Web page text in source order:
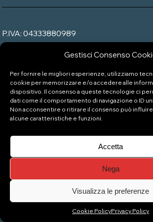
Gestisci Consenso
Per fornire le migliori esperienze, utilizziamo
cookie per memorizzare e/o accedere alle
dispositivo. Il consenso a queste tecnologie ci
dati come il comportamento di navigazione o ID
Non acconsentire o ritirare il consenso può
alcune caratteristiche e funzioni.
Accetta
Nega
Visualizza le preferenze
Cookie PolicyPrivacy Policy
P.IVA: 04333880989
© Copyright 2026 Naviglio
Top